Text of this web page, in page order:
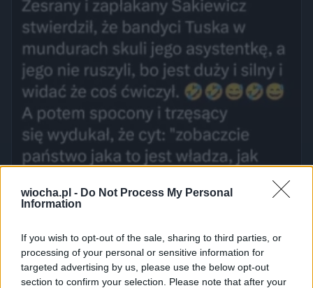
wiocha.pl - Do Not Process My Personal
Information
If you wish to opt-out of the sale, sharing to third parties, or
processing of your personal or sensitive information for
targeted advertising by us, please use the below opt-out
section to confirm your selection. Please note that after your